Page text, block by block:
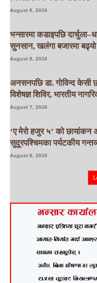
August 8, 2026
भन्सारमा कडाइपछि
सुनसान, खलंगा बजारमा बढ्यो
August 8, 2026
अनसनपछि डा. गोविन्द केसी
विशेषज्ञ शिविर, भारतीय
August 7, 2026
‘ए मेरो हजुर ५’ को छायांकन
सुदूरपश्चिमका पर्यटकीय
August 6, 2026